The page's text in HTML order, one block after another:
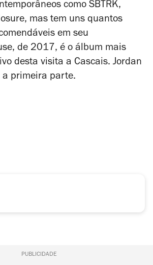
como SBTRK,
mas tem uns quantos
em seu
, de 2017, é o álbum mais
desta visita a Cascais. Jordan
a primeira parte.
PUBLICIDADE